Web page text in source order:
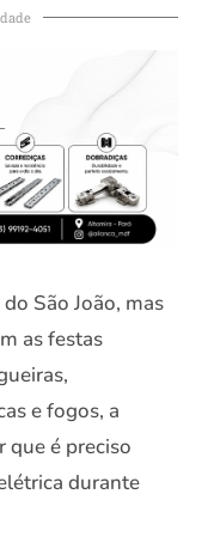
São João, mas
as festas
e fogos, a
que é preciso
durante